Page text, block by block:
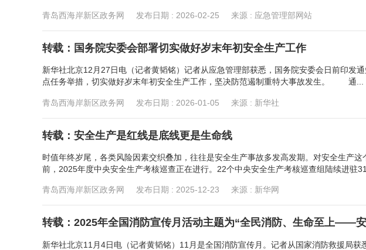
青岛西海岸新区政务网 发布日期 : 2026-02-25 来源 : 应急管理部网站
转载：国务院安委会部署切实做好岁末年初安全生产工作
新华社北京12月27日电（记者黄韬铭）记者从应急管理部获悉，国务院安委会日前印发
点任务举措，切实做好岁末年初安全生产工作，坚决防范遏制重特大事故发生。 通...
青岛西海岸新区政务网 发布日期 : 2026-01-05 来源 : 新华社
转载：安全生产是红线是底线更是生命线
时值年终岁尾，各类风险因素交织叠加，往往是安全生产事故多发高发期。对安全生
前，2025年度中央安全生产考核巡查正在进行。22个中央安全生产考核巡查组陆续进驻
青岛西海岸新区政务网 发布日期 : 2025-12-23 来源 : 新华网
转载：2025年全国消防宣传月活动主题为“全民消防、生命至上——
新华社北京11月4日电（记者黄韬铭）11月是全国消防宣传月。记者从国家消防救援局